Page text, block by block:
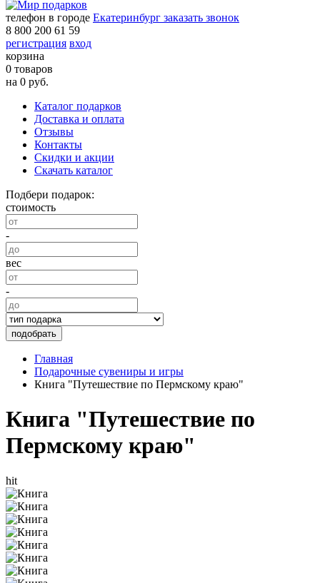
телефон в городе Екатеринбург заказать звонок
8 800 200 61 59
регистрация вход
корзина
0 товаров
на 0 руб.
Каталог подарков
Доставка и оплата
Отзывы
Контакты
Скидки и акции
Скачать каталог
Подбери подарок:
стоимость
-
вес
-
подобрать
Главная
Подарочные сувениры и игры
Книга "Путешествие по Пермскому краю"
Книга "Путешествие по
Пермскому краю"
hit